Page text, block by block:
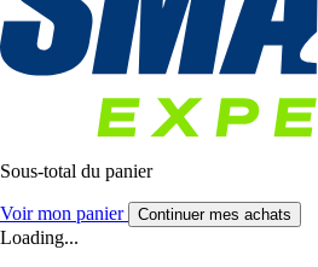
Sous-total du panier
Voir mon panier Continuer mes achats
Loading...